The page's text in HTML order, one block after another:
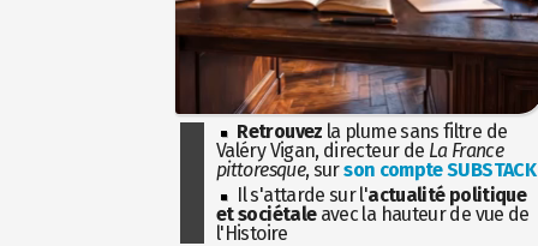
Retrouvez la plume sans filtre de
Valéry Vigan, directeur de La France
pittoresque, surson compte SUBSTACK
Il s'attarde sur l'actualité politique
et sociétaleavec la hauteur de vue de
l'Histoire